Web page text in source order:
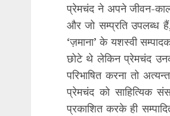
प्रेमचंद ने अपने जीवन-
और जो सम्प्रति उपलब्ध
‘ज़माना’ के यशस्वी
छोटे थे लेकिन प्रेमचंद
परिभाषित करना तो
प्रेमचंद को साहित्यिक
प्रकाशित करके ही